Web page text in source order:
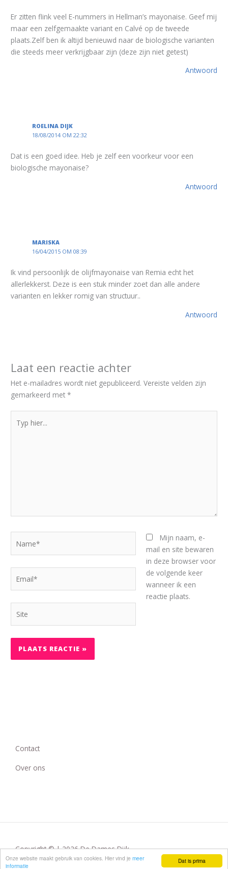
Dat is prima
Onze website maakt gebruik van cookies. Hier vind je meer
informatie
Er zitten flink veel E-nummers in Hellman’s mayonaise. Geef mij
maar een zelfgemaakte variant en Calvé op de tweede
plaats.Zelf ben ik altijd benieuwd naar de biologische varianten
die steeds meer verkrijgbaar zijn (deze zijn niet getest)
Antwoord
ROELINA DIJK
18/08/2014 OM 22:32
Dat is een goed idee. Heb je zelf een voorkeur voor een
biologische mayonaise?
Antwoord
MARISKA
16/04/2015 OM 08:39
Ik vind persoonlijk de olijfmayonaise van Remia echt het
allerlekkerst. Deze is een stuk minder zoet dan alle andere
varianten en lekker romig van structuur..
Antwoord
Laat een reactie achter
Het e-mailadres wordt niet gepubliceerd. Vereiste velden zijn
gemarkeerd met*
hier...
Mijn naam, e-
mail en site bewaren
in deze browser voor
de volgende keer
wanneer ik een
reactie plaats.
Contact
Over ons
Copyright © | 2026 De Dames Dijk